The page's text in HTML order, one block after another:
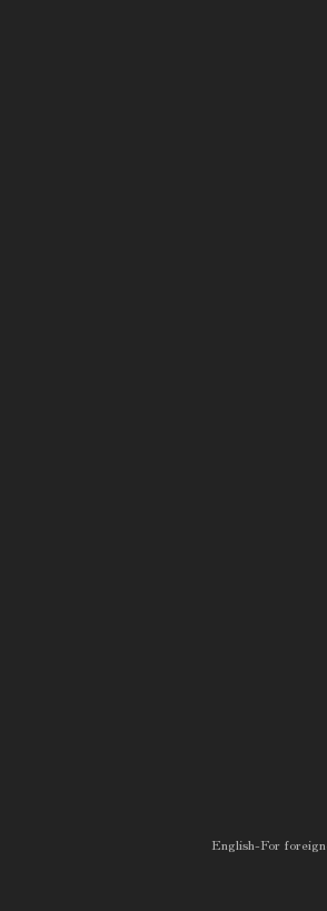
English-For